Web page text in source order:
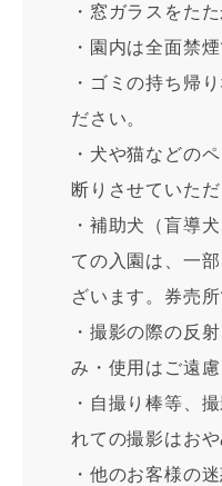
・窓ガラスをた
・園内は全面禁煙
・ゴミの持ち帰
ださい。
・犬や猫などの
断りさせていただ
・補助犬（盲導
ての入園は、一
ざいます。券売
・撮影の際の反
み・使用はご遠慮
・自撮り棒等、
れての撮影はおや
・他のお客様の